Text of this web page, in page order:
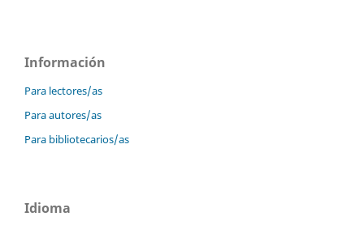
Información
Para lectores/as
Para autores/as
Para bibliotecarios/as
Idioma